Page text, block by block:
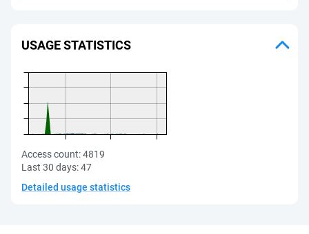
USAGE STATISTICS
Access count:4819
Last 30 days:47
Detailed usage statistics